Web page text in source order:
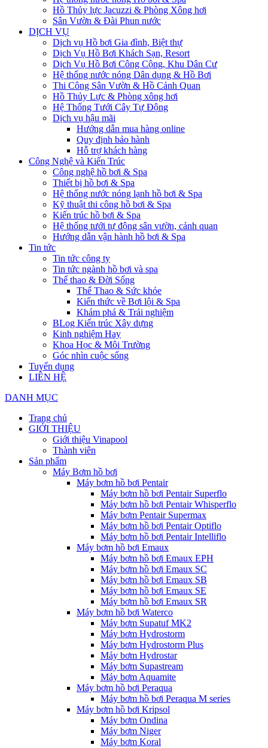
Hồ Thủy lực Jacuzzi & Phòng Xông hơi
Sân Vườn & Đài Phun nước
DỊCH VỤ
Dịch vụ Hồ bơi Gia đình, Biệt thự
Dịch Vụ Hồ Bơi Khách Sạn, Resort
Dịch Vụ Hồ Bơi Công Cộng, Khu Dân Cư
Hệ thống nước nóng Dân dụng & Hồ Bơi
Thi Công Sân Vườn & Hồ Cảnh Quan
Hồ Thủy Lực & Phòng xông hơi
Hệ Thống Tưới Cây Tự Động
Dịch vụ hậu mãi
Hướng dẫn mua hàng online
Quy định bảo hành
Hỗ trợ khách hàng
Công Nghệ và Kiến Trúc
Công nghệ hồ bơi & Spa
Thiết bị hồ bơi & Spa
Hệ thống nước nóng lạnh hồ bơi & Spa
Kỹ thuật thi công hồ bơi & Spa
Kiến trúc hồ bơi & Spa
Hệ thống tưới tự động sân vườn, cảnh quan
Hướng dẫn vận hành hồ bơi & Spa
Tin tức
Tin tức công ty
Tin tức ngành hồ bơi và spa
Thể thao & Đời Sống
Thể Thao & Sức khỏe
Kiến thức về Bơi lội & Spa
Khám phá & Trải nghiệm
BLog Kiến trúc Xây dựng
Kinh nghiệm Hay
Khoa Học & Môi Trường
Góc nhìn cuộc sống
Tuyển dụng
LIÊN HỆ
DANH MỤC
Trang chủ
GIỚI THIỆU
Giới thiệu Vinapool
Thành viên
Sản phẩm
Máy Bơm hồ bơi
Máy bơm hồ bơi Pentair
Máy bơm hồ bơi Pentair Superflo
Máy bơm hồ bơi Pentair Whisperflo
Máy bơm Pentair Supermax
Máy bơm hồ bơi Pentair Optiflo
Máy bơm hồ bơi Pentair Intelliflo
Máy bơm hồ bơi Emaux
Máy bơm hồ bơi Emaux EPH
Máy bơm hồ bơi Emaux SC
Máy bơm hồ bơi Emaux SB
Máy bơm hồ bơi Emaux SE
Máy bơm hồ bơi Emaux SR
Máy bơm hồ bơi Waterco
Máy bơm Supatuf MK2
Máy bơm Hydrostorm
Máy bơm Hydrostorm Plus
Máy bơm Hydrostar
Máy bơm Supastream
Máy bơm Aquamite
Máy bơm hồ bơi Peraqua
Máy bơm hồ bơi Peraqua M series
Máy bơm hồ bơi Kripsol
Máy bơm Ondina
Máy bơm Niger
Máy bơm Koral